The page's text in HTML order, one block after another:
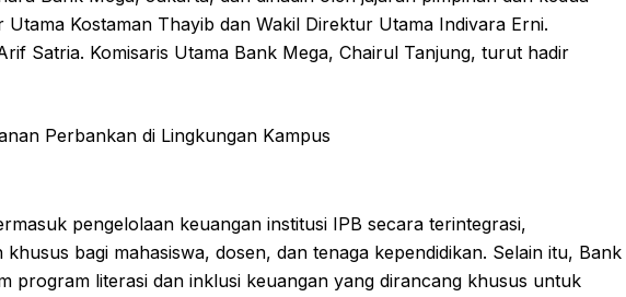
Kostaman Thayib dan Wakil Direktur Utama Indivara Erni.
Satria. Komisaris Utama Bank Mega, Chairul Tanjung, turut hadir
pengelolaan keuangan institusi IPB secara terintegrasi,
bagi mahasiswa, dosen, dan tenaga kependidikan. Selain itu, Bank
program literasi dan inklusi keuangan yang dirancang khusus untuk